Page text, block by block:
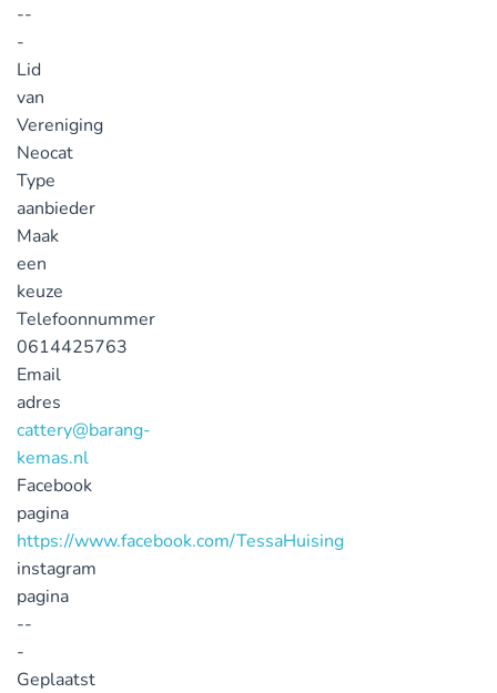
--
-
Lid
van
Vereniging
Neocat
Type
aanbieder
Maak
een
keuze
Telefoonnummer
0614425763
Email
adres
cattery@barang-
kemas.nl
Facebook
pagina
https://www.facebook.com/TessaHuising
instagram
pagina
--
-
Geplaatst